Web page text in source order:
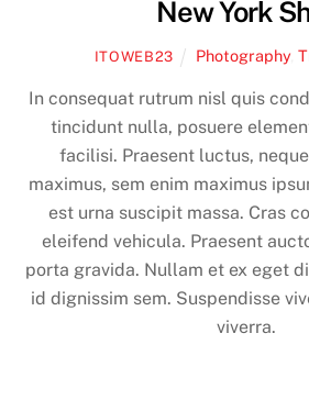
New York
ITOWEB23 Photography,
In consequat rutrum nisl quis
tincidunt nulla, posuere
facilisi. Praesent luctus,
maximus, sem enim maximus
est urna suscipit massa. Cras
eleifend vehicula. Praesent
porta gravida. Nullam et ex eget
id dignissim sem. Suspendisse
viverra.